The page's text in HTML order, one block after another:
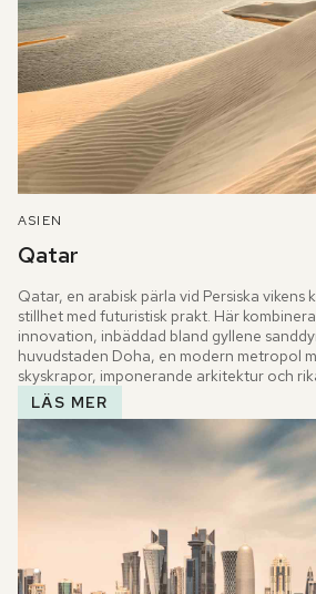
ASIEN
Qatar
Qatar, en arabisk pärla vid Persiska vikens
stillhet med futuristisk prakt. Här
innovation, inbäddad bland gyllene
huvudstaden Doha, en modern metropol
skyskrapor, imponerande arkitektur och
LÄS MER